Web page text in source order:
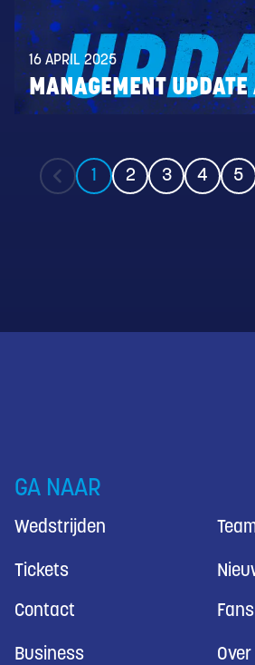
16 APRIL 2025
MANAGEMENT
1 2 3 4 5
GA NAAR
Wedstrijden
Tickets
Contact Fans
Business